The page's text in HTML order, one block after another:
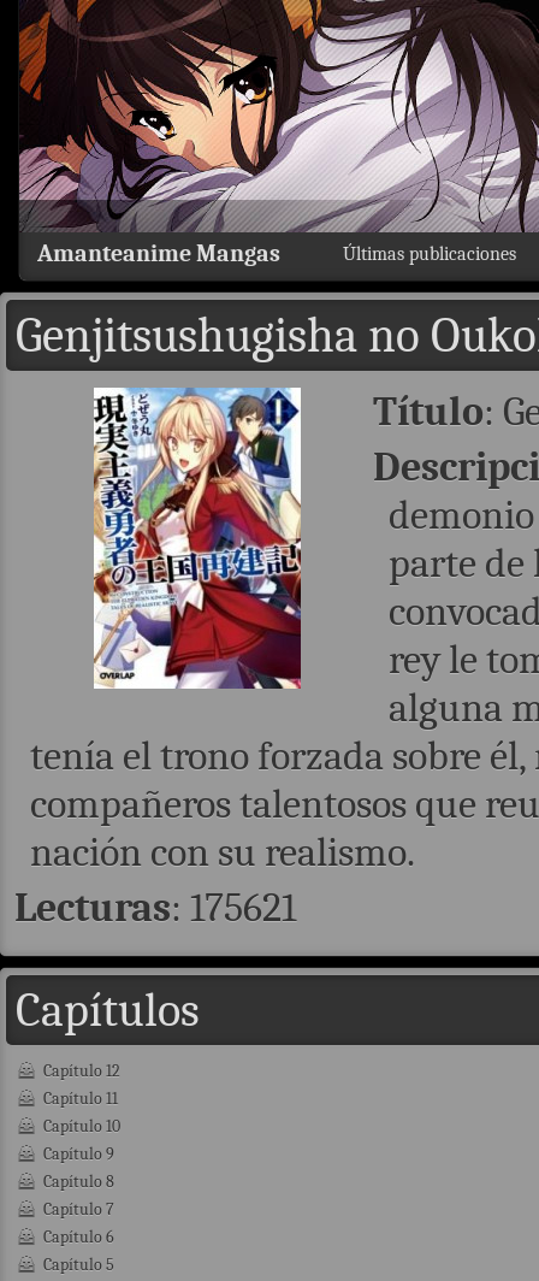
Últimas publicaciones
Amanteanime Mangas
Genjitsushugisha no
Título:
parte de
rey le
alguna
tenía el trono forzada sobre
compañeros talentosos que
nación con su realismo.
Lecturas: 175621
Capítulos
Capítulo 12
Capítulo 11
Capítulo 10
Capítulo 9
Capítulo 8
Capítulo 7
Capítulo 6
Capítulo 5